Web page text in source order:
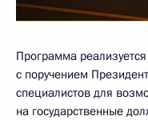
Программа
с поручением
специалистов для
на государственные